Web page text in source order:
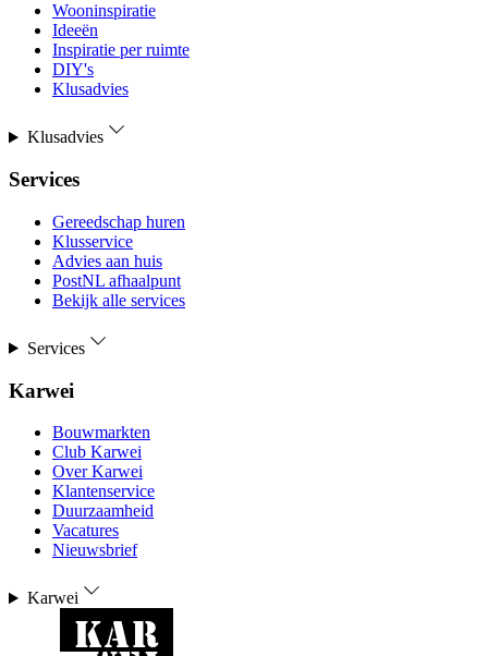
Wooninspiratie
Ideeën
Inspiratie per ruimte
DIY's
Klusadvies
Klusadvies
Services
Gereedschap huren
Klusservice
Advies aan huis
PostNL afhaalpunt
Bekijk alle services
Services
Karwei
Bouwmarkten
Club Karwei
Over Karwei
Klantenservice
Duurzaamheid
Vacatures
Nieuwsbrief
Karwei